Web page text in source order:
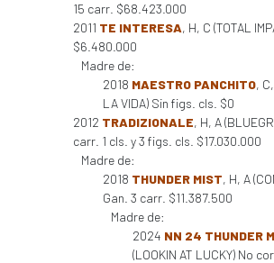
15 carr. $68.423.000
2011 TE INTERESA, H, C (TOTAL
$6.480.000
Madre de:
2018 MAESTRO PANCHITO,
LA VIDA) Sin figs. cls. $0
2012 TRADIZIONALE, H, A
carr. 1 cls. y 3 figs. cls. $17.030.000
Madre de:
2018 THUNDER MIST, H, A
Gan. 3 carr. $11.387.500
Madre de:
2024 NN 24 THUNDER
(LOOKIN AT LUCKY) No